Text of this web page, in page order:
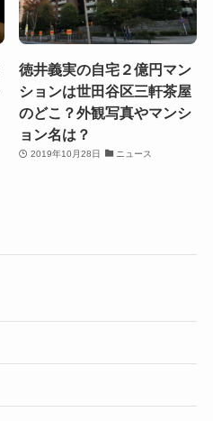
徳井義実の自宅２億円マン
ションは世田谷区三軒茶屋
のどこ？外観写真やマンシ
ョン名は？
2019年10月28日 ニュース